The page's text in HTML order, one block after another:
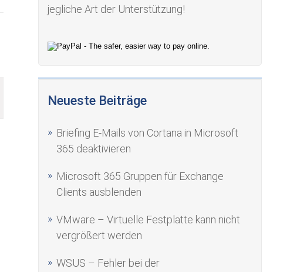
jegliche Art der Unterstützung!
Neueste Beiträge
Briefing E-Mails von Cortana in Microsoft
365 deaktivieren
Microsoft 365 Gruppen für Exchange
Clients ausblenden
VMware – Virtuelle Festplatte kann nicht
vergrößert werden
WSUS – Fehler bei der